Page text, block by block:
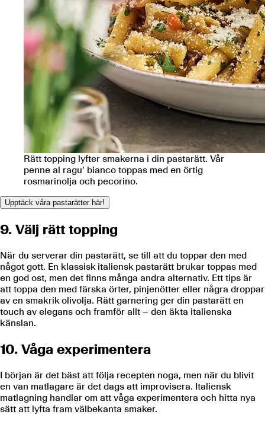
Rätt topping lyfter smakerna i din pastarätt. Vår
penne al ragu’ bianco toppas med en örtig
rosmarinolja och pecorino.
Upptäck våra pastarätter här!
9. Välj rätt topping
När du serverar din pastarätt, se till att du toppar den med
något gott. En klassisk italiensk pastarätt brukar toppas med
en god ost, men det finns många andra alternativ. Ett tips är
att toppa den med färska örter, pinjenötter eller några droppar
av en smakrik olivolja. Rätt garnering ger din pastarätt en
touch av elegans och framför allt – den äkta italienska
känslan.
10. Våga experimentera
I början är det bäst att följa recepten noga, men när du blivit
en van matlagare är det dags att improvisera. Italiensk
matlagning handlar om att våga experimentera och hitta nya
sätt att lyfta fram välbekanta smaker.